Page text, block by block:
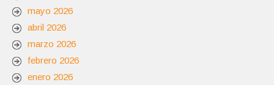
mayo 2026
abril 2026
marzo 2026
febrero 2026
enero 2026